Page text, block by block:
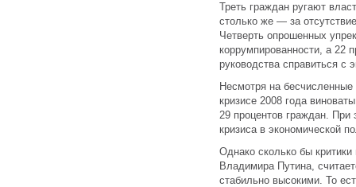
Треть граждан ругают
столько же — за
Четверть опрошенных
коррумпированности, а 22
руководства справиться с
Несмотря на бесчисленные
кризисе 2008 года
29 процентов граждан. При
кризиса в экономической
Однако сколько бы
Владимира Путина,
стабильно высокими. То